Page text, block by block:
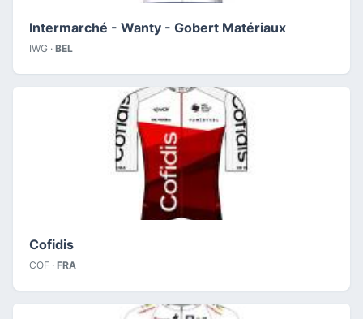
Intermarché - Wanty - Gobert Matériaux
IWG · BEL
Cofidis
COF · FRA